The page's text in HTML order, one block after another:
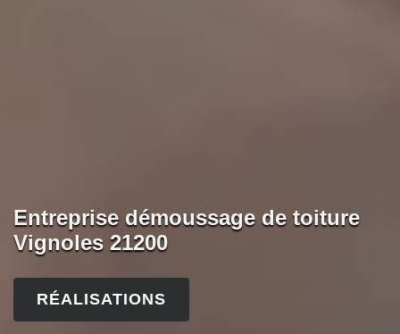
Entreprise démoussage de toiture
Vignoles 21200
RÉALISATIONS